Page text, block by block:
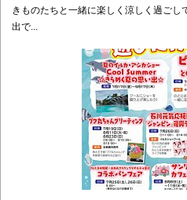
きものたちと一緒に楽しく涼しく過ご
出で...